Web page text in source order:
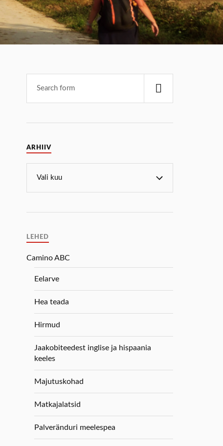
ARHIIV
LEHED
Camino ABC
Eelarve
Hea teada
Hirmud
Jaakobiteedest inglise ja hispaania
keeles
Majutuskohad
Matkajalatsid
Palveränduri meelespea